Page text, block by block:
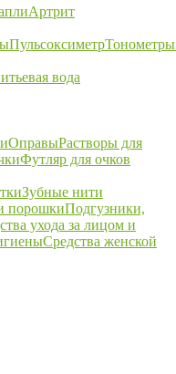
Артрит
ПульсоксиметрТонометры
вода
ОправыРастворы для
Футляр для очков
Зубные нити
порошкиПодгузники,
ухода за лицом и
Средства женской